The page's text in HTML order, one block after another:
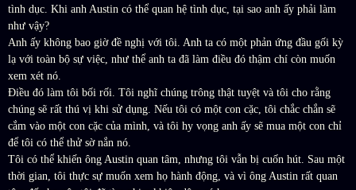
tình dục. Khi anh Austin có thể quan hệ tình dục, tại sao anh ấy phải làm
như vậy?
Anh ấy không bao giờ đề nghị với tôi. Anh ta có một phản ứng đầu gối kỳ
lạ với toàn bộ sự việc, như thể anh ta đã làm điều đó thậm chí còn muốn
xem xét nó.
Điều đó làm tôi bối rối. Tôi nghĩ chúng trông thật tuyệt và tôi cho rằng
chúng sẽ rất thú vị khi sử dụng. Nếu tôi có một con cặc, tôi chắc chắn sẽ
cắm vào một con cặc của mình, và tôi hy vọng anh ấy sẽ mua một con chỉ
để tôi có thể thử sờ nắn nó.
Tôi có thể khiến ông Austin quan tâm, nhưng tôi vẫn bị cuốn hút. Sau một
thời gian, tôi thực sự muốn xem họ hành động, và vì ông Austin rất quan